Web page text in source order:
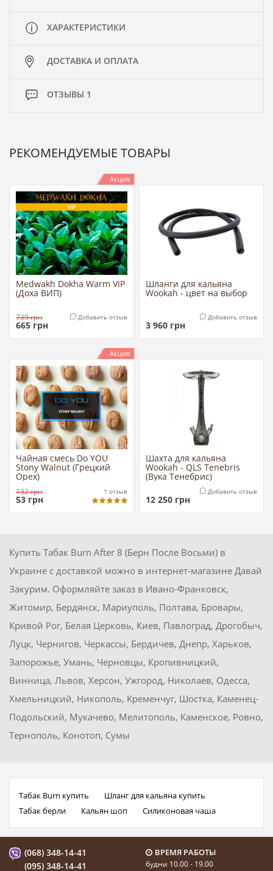
ХАРАКТЕРИСТИКИ
ДОСТАВКА И ОПЛАТА
ОТЗЫВЫ 1
РЕКОМЕНДУЕМЫЕ ТОВАРЫ
Акция
Medwakh Dokha Warm VIP
(Доха ВИП)
739грн
665 грн
Добавить отзыв
Шланги для кальяна
Wookah - цвет на выбор
3 960 грн
Добавить отзыв
Акция
Чайная смесь Do YOU
Stony Walnut (Грецкий
Орех)
132грн
53 грн
1 отзыв
Шахта для кальяна
Wookah - QLS Tenebris
(Вука Тенебрис)
12 250 грн
Добавить отзыв
Купить Табак Burn After 8 (Берн После Восьми) в
Украине с доставкой можно в интернет-магазине Давай
Закурим. Оформляйте заказ в Ивано-Франковск,
Житомир, Бердянск, Мариуполь, Полтава, Бровары,
Кривой Рог, Белая Церковь, Киев, Павлоград, Дрогобыч,
Луцк, Чернигов, Черкассы, Бердичев, Днепр, Харьков,
Запорожье, Умань, Черновцы, Кропивницкий,
Винница, Львов, Херсон, Ужгород, Николаев, Одесса,
Хмельницкий, Никополь, Кременчуг, Шостка, Каменец-
Подольский, Мукачево, Мелитополь, Каменское, Ровно,
Тернополь, Конотоп, Сумы
Табак Burn купить
Шланг для кальяна купить
Табак берли
Кальян шоп Силиконовая чаша
(068) 348-14-41
(095) 348-14-41
ВРЕМЯ РАБОТЫ
будни 10.00 - 19.00